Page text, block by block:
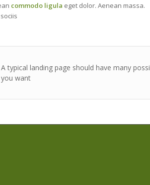
commodo ligula eget dolor. Aenean massa.
A typical landing page should have many
you want